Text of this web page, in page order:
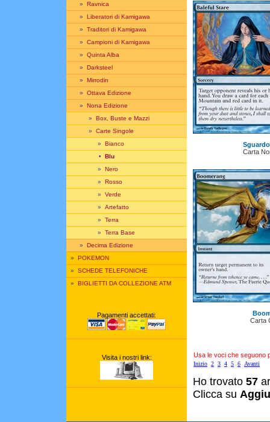
» Ravnica
» Liberatori di Kamigawa
» Traditori di Kamigawa
» Campioni di Kamigawa
» Quinta Alba
» Darksteel
» Mirrodin
» Ottava Edizione
» Nona Edizione
» Box, Buste e Mazzi
» Carte Singole
» Bianco
• Blu
» Nero
» Rosso
» Verde
» Artefatto
» Terra
» Terra Base
» Decima Edizione
» POKEMON
» SCHEDE TELEFONICHE
» BIGLIETTI DA COLLEZIONE ATM
Pagamenti accettati:
Visita i nostri link:
Carta
Carta
Usa le voci che seguono
Inizio 2 3 4 5 6 Avanti
Ho trovato 57
Clicca su